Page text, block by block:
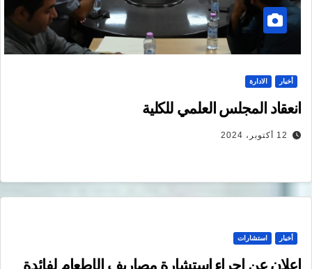
أخبار الادارة
انعقاد المجلس العلمي للكلية
12 أكتوبر، 2024
أخبار استشارات
إعلان عن إجراء إستشارة مصاريف الإطعام لفائدة